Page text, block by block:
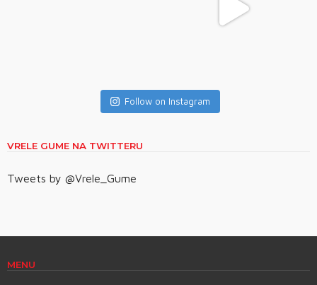
Follow on Instagram
VRELE GUME NA TWITTERU
Tweets by @Vrele_Gume
MENU